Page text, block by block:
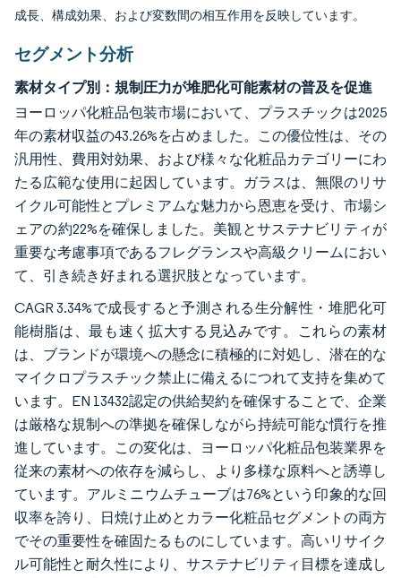
成長、構成効果、および変数間の相互作用を反映しています。
セグメント分析
素材タイプ別：規制圧力が堆肥化可能素材の普及を促進
ヨーロッパ化粧品包装市場において、プラスチックは2025
年の素材収益の43.26%を占めました。この優位性は、その
汎用性、費用対効果、および様々な化粧品カテゴリーにわ
たる広範な使用に起因しています。ガラスは、無限のリサ
イクル可能性とプレミアムな魅力から恩恵を受け、市場シ
ェアの約22%を確保しました。美観とサステナビリティが
重要な考慮事項であるフレグランスや高級クリームにおい
て、引き続き好まれる選択肢となっています。
CAGR 3.34%で成長すると予測される生分解性・堆肥化可
能樹脂は、最も速く拡大する見込みです。これらの素材
は、ブランドが環境への懸念に積極的に対処し、潜在的な
マイクロプラスチック禁止に備えるにつれて支持を集めて
います。EN 13432認定の供給契約を確保することで、企業
は厳格な規制への準拠を確保しながら持続可能な慣行を推
進しています。この変化は、ヨーロッパ化粧品包装業界を
従来の素材への依存を減らし、より多様な原料へと誘導し
ています。アルミニウムチューブは76%という印象的な回
収率を誇り、日焼け止めとカラー化粧品セグメントの両方
でその重要性を確固たるものにしています。高いリサイク
ル可能性と耐久性により、サステナビリティ目標を達成し